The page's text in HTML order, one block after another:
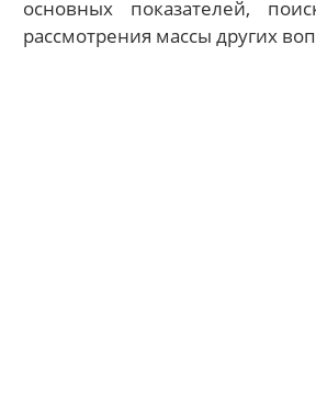
основных показателей,
рассмотрения массы других